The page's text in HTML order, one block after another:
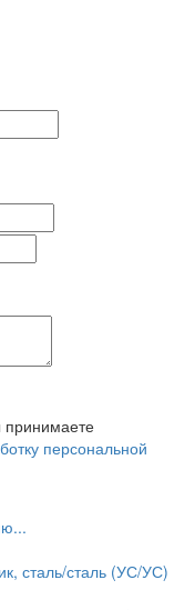
принимаете
персональной
сталь/сталь (УС/УС)